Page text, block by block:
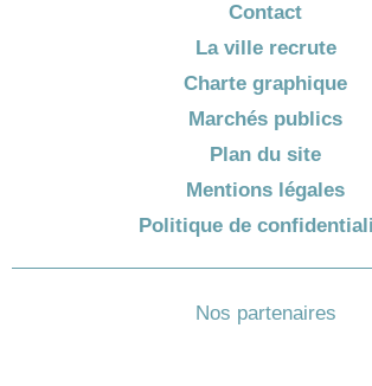
Contact
La ville recrute
Charte graphique
Marchés publics
Plan du site
Mentions légales
Politique de
Nos partenaires